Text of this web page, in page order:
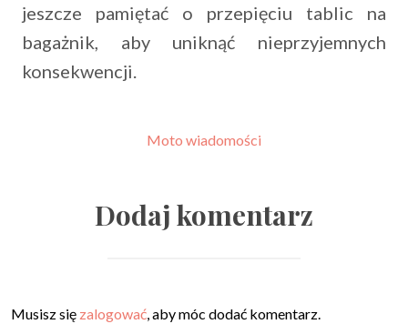
jeszcze pamiętać o przepięciu tablic na
bagażnik, aby uniknąć nieprzyjemnych
konsekwencji.
Moto wiadomości
Dodaj komentarz
Musisz się zalogować, aby móc dodać komentarz.